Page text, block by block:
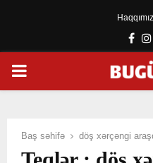
PRIMARY
Baş səhifə döş xərçəngi